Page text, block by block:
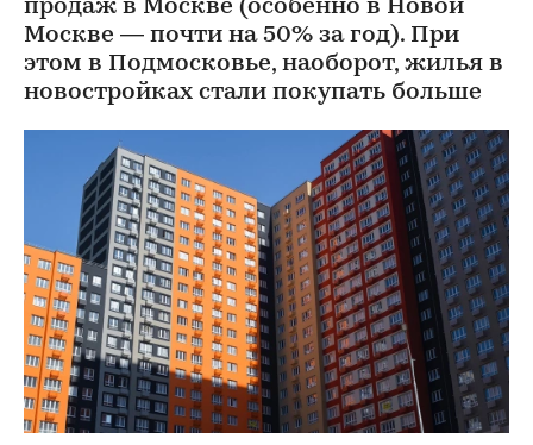
продаж в Москве (особенно в Новой
Москве — почти на 50% за год). При
этом в Подмосковье, наоборот, жилья в
новостройках стали покупать больше